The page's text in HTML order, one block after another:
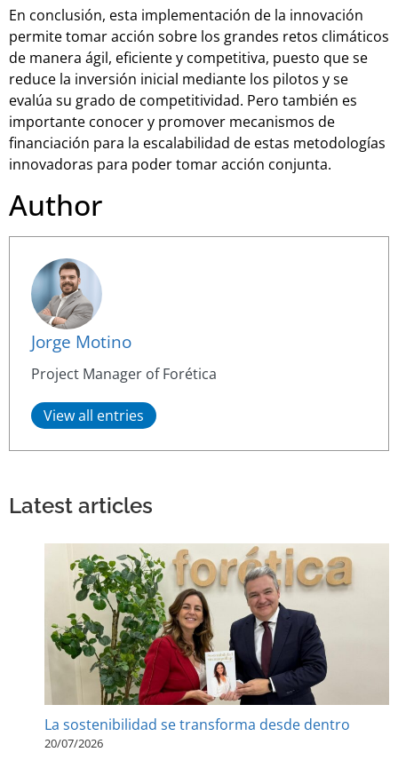
En conclusión, esta implementación de la innovación
permite tomar acción sobre los grandes retos climáticos
de manera ágil, eficiente y competitiva, puesto que se
reduce la inversión inicial mediante los pilotos y se
evalúa su grado de competitividad. Pero también es
importante conocer y promover mecanismos de
financiación para la escalabilidad de estas metodologías
innovadoras para poder tomar acción conjunta.
Author
Jorge Motino
Project Manager of Forética
View all entries
Latest articles
La sostenibilidad se transforma desde dentro
20/07/2026